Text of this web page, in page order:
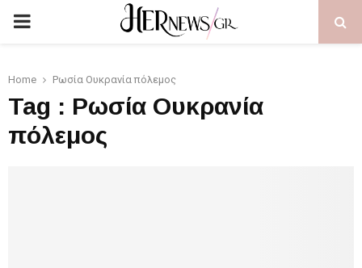
PRIMARY
Home Ρωσία Ουκρανία πόλεμος
Tag : Ρωσία Ουκρανία
πόλεμος